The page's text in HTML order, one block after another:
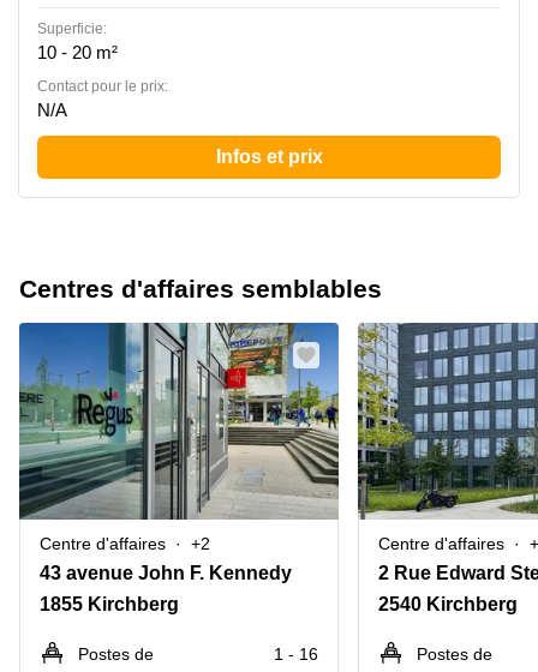
Superficie:
10 - 20 m²
Contact pour le prix:
N/A
Infos et prix
Centres d'affaires semblables
Centre d'affaires +2
43 avenue John F. Kennedy
1855 Kirchberg
Postes de
1 - 16
Centre d'affaires
2540 Kirchberg
Postes de